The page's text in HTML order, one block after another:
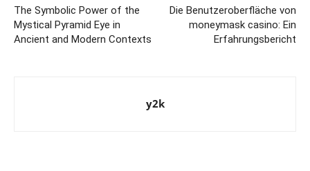
The Symbolic Power of the
Mystical Pyramid Eye in
Ancient and Modern Contexts
Die Benutzeroberfläche von
moneymask casino: Ein
Erfahrungsbericht
y2k